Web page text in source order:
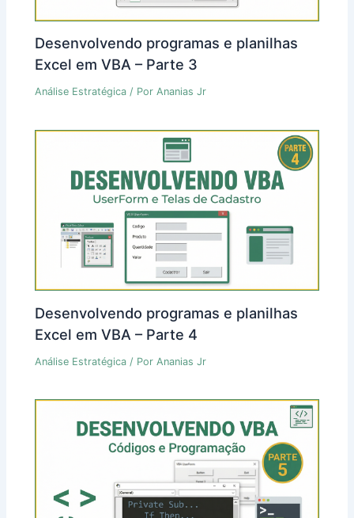
Desenvolvendo programas e planilhas
Excel em VBA – Parte 3
Análise Estratégica / PorAnanias Jr
Desenvolvendo programas e planilhas
Excel em VBA – Parte 4
Análise Estratégica / PorAnanias Jr